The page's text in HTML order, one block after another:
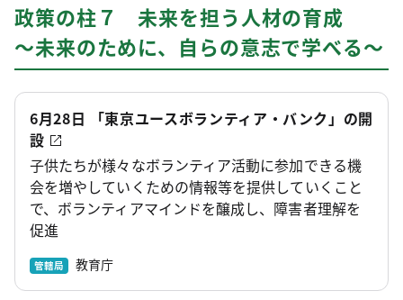
政策の柱７ 未来を担う人材の育成
～未来のために、自らの意志で学べる～
6月28日 「東京ユースボランティア・バンク」の開
設
子供たちが様々なボランティア活動に参加できる機
会を増やしていくための情報等を提供していくこと
で、ボランティアマインドを醸成し、障害者理解を
促進
管轄局 教育庁